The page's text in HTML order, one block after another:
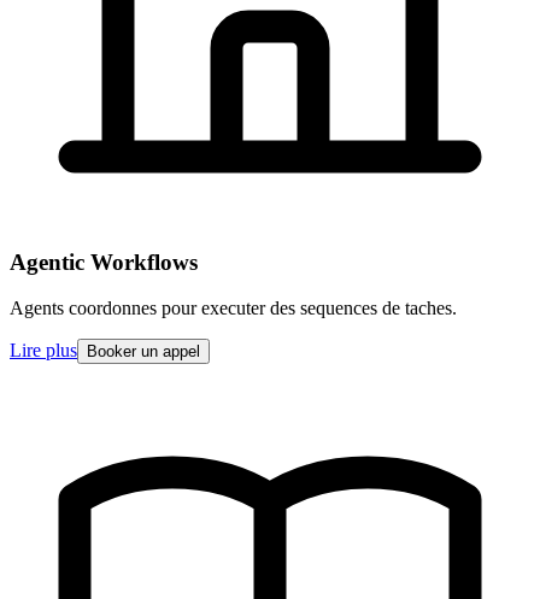
Agentic Workflows
Agents coordonnes pour executer des sequences de taches.
Lire plus Booker un appel